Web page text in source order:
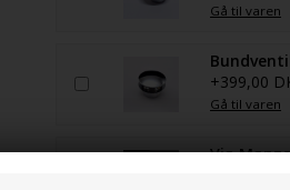
Gå til varen
+399,00
Gå til varen
Via